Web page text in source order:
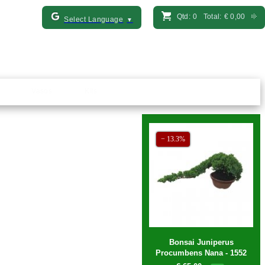
Select Language ▼ Qtd: 0 Total: €0,00
Procumbens Nana - 1552
€ 65,00
€ 75,00